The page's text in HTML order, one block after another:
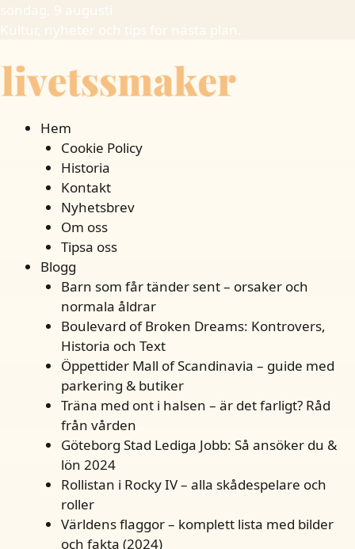
söndag, 9 augusti
Kultur, nyheter och tips för nästa plan.
Hem
Cookie Policy
Historia
Kontakt
Nyhetsbrev
Om oss
Tipsa oss
Blogg
Barn som får tänder sent – orsaker och
normala åldrar
Boulevard of Broken Dreams: Kontrovers,
Historia och Text
Öppettider Mall of Scandinavia – guide med
parkering & butiker
Träna med ont i halsen – är det farligt? Råd
från vården
Göteborg Stad Lediga Jobb: Så ansöker du &
lön 2024
Rollistan i Rocky IV – alla skådespelare och
roller
Världens flaggor – komplett lista med bilder
och fakta (2024)